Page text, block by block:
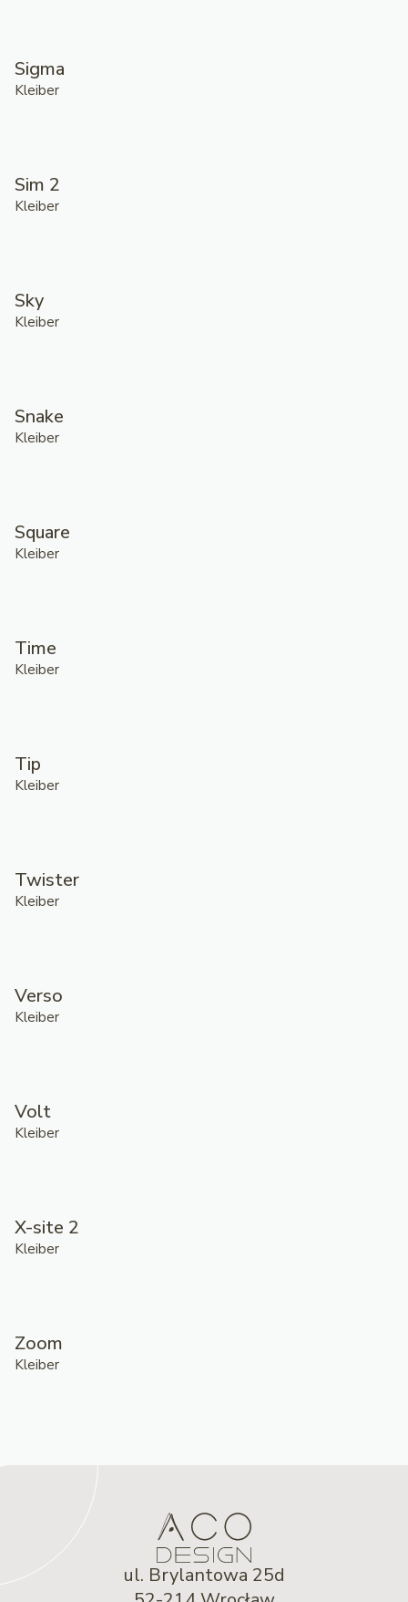
Sigma
Kleiber
Sim 2
Kleiber
Sky
Kleiber
Snake
Kleiber
Square
Kleiber
Time
Kleiber
Tip
Kleiber
Twister
Kleiber
Verso
Kleiber
Volt
Kleiber
X-site 2
Kleiber
Zoom
Kleiber
ul. Brylantowa 25d